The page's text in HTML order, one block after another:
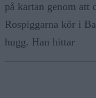
på kartan genom att
Rospiggarna kör i
hugg. Han hittar